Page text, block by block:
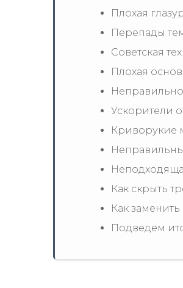
Плохая
Перепады
Советская
Плохая
Ускорители
Криворукие
Как скрыть
Как
Подведем